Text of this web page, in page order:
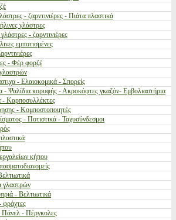
- ζαρντινιέρες - Πιάτα πλαστικά
γλάστρες
γλάστρες - ζαρντινιέρες
εμποτισμένες
- Φέρ φορζέ
- Ελαιοκομικά - Σπορείς
- Ψαλίδια κορυφής - Ακροκόφτες γκαζόν- Εμβολιαστήρια
- Καρποσυλλέκτες
- Κομποστοποιητές
- Ποτιστικά - Ταχυσύνδεσμοι
κήπου
γλαστρών
- Βελτιωτικά
φράχτες
- Πέργκολες